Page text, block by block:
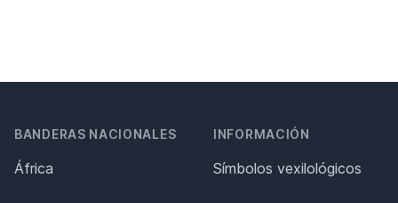
BANDERAS NACIONALES
África
INFORMACIÓN
Símbolos vexilológicos